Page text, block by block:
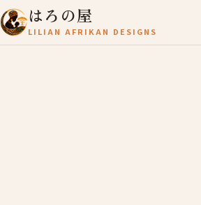
はろの屋
LILIAN AFRIKAN DESIGNS